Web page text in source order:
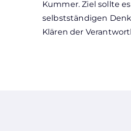
Kummer. Ziel sollte
selbstständigen
Klären der